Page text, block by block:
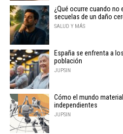
¿Qué ocurre cuando no
secuelas de un daño
SALUD Y MÁS
España se enfrenta a
población
JUPSIN
Cómo el mundo
independientes
JUPSIN